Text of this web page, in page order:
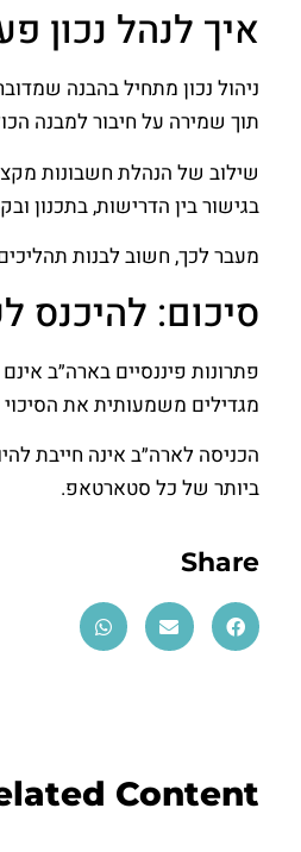
איך לנהל נכון
ניהול נכון מתחיל בהבנה
תוך שמירה על חיבור למבנה
בגישור בין הדרישות, בתכנון
מעבר לכך, חשוב לבנות
סיכום: להיכנס
פתרונות פיננסיים בארה״ב
מגדילים משמעותית את
הכניסה לארה״ב אינה חייבת
ביותר של כל סטארטאפ.
Share
Content